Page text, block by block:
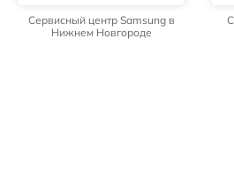
Сервисный центр Samsung в
Нижнем Новгороде